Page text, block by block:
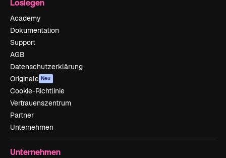
Loslegen
Academy
Dokumentation
Support
AGB
Datenschutzerklärung
Originale Neu
Cookie-Richtlinie
Vertrauenszentrum
Partner
Unternehmen
Unternehmen